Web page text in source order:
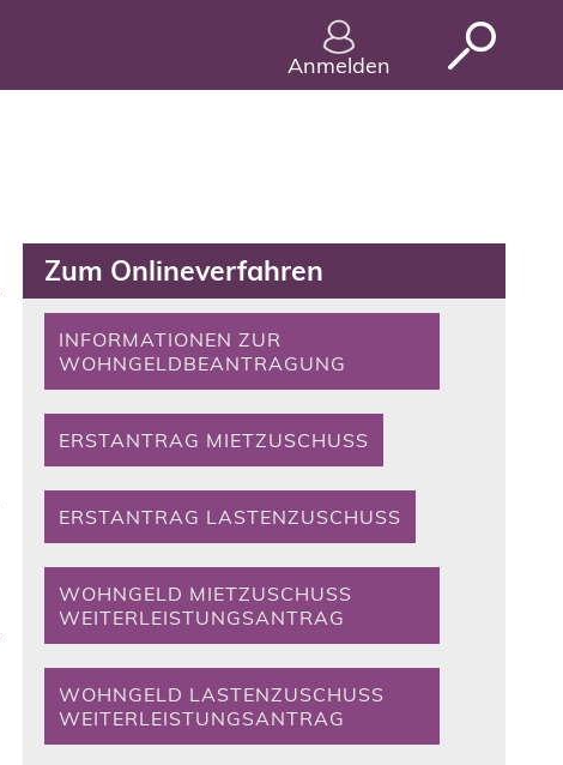
Anmelden
Zum Onlineverfahren
INFORMATIONEN ZUR
WOHNGELDBEANTRAGUNG
ERSTANTRAG MIETZUSCHUSS
ERSTANTRAG LASTENZUSCHUSS
WOHNGELD MIETZUSCHUSS
WEITERLEISTUNGSANTRAG
WOHNGELD LASTENZUSCHUSS
WEITERLEISTUNGSANTRAG